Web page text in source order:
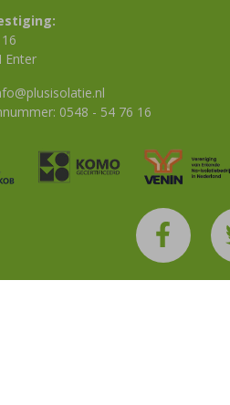
Enter
0548 - 54 76 16